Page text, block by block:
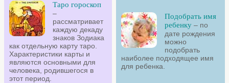
Таро гороскоп
–
рассматривает
каждую декаду
знаков Зодиака
как отдельную карту таро.
Характеристики карты и
являются основными для
человека, родившегося в
этот период.
Подобрать имя
ребенку – по
дате рождения
можно
подобрать
наиболее подходящее имя
для ребенка.